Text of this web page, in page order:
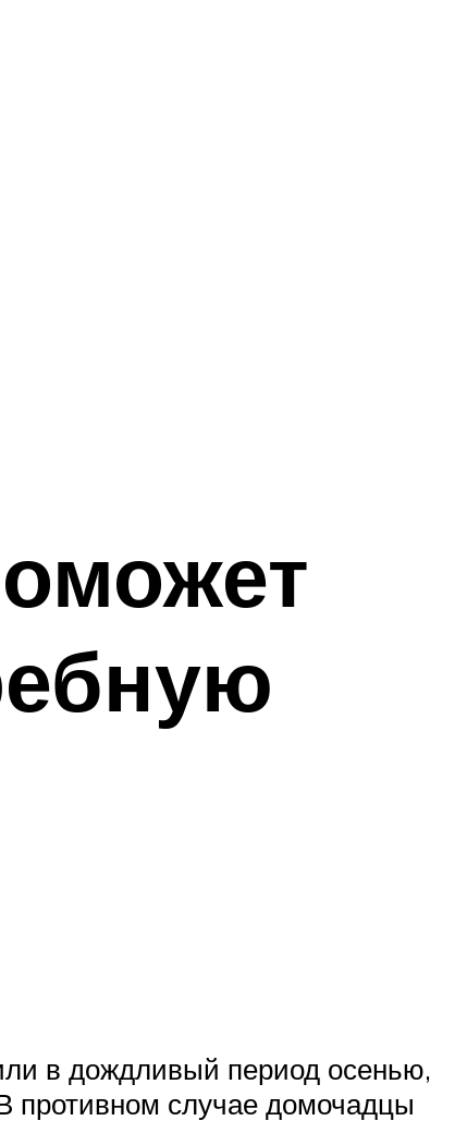
в дождливый период осенью,
противном случае домочадцы